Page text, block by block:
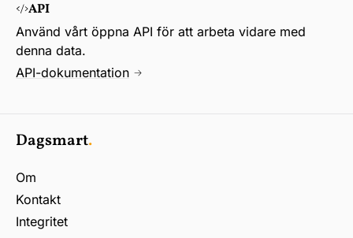
API
Använd vårt öppna API för att arbeta vidare med
denna data.
API-dokumentation
Dagsmart.
Om
Kontakt
Integritet